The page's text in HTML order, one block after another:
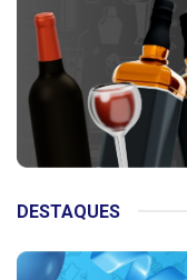
DESTAQUES